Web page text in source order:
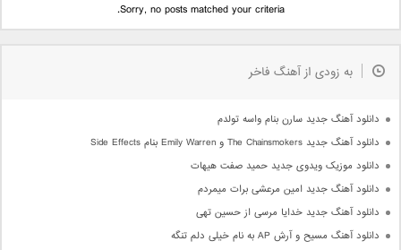
Sorry, no posts matched your criteria.
به زودی از آهنگ فاخر
دانلود آهنگ جدید سارن بنام واسه تولدم
دانلود آهنگ جدید The Chainsmokers و Emily Warren بنام Side Effects
دانلود موزیک ویدوی جدید حمید صفت هیهات
دانلود آهنگ جدید امین مرعشی برات میمردم
دانلود آهنگ جدید خدایا مرسی از حسین تهی
دانلود آهنگ مسیح و آرش AP به نام خیلی دلم تنگه